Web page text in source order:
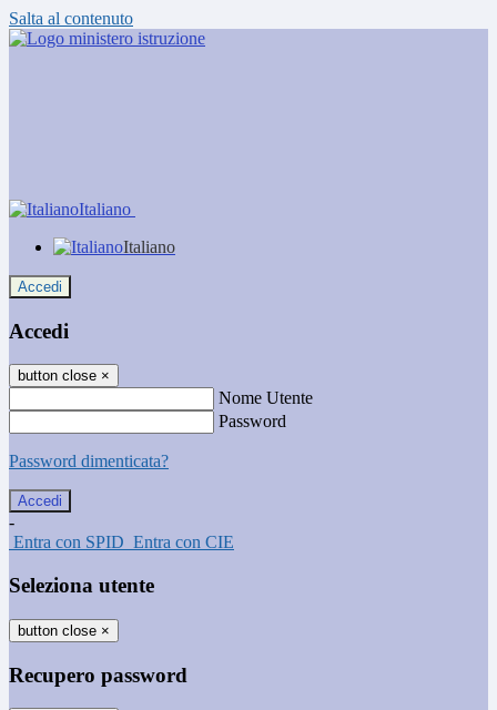
Salta al contenuto
Italiano
Italiano
Accedi
Accedi
button close ×
Nome Utente
Password
Password dimenticata?
-
Entra con SPID Entra con CIE
Seleziona utente
button close ×
Recupero password